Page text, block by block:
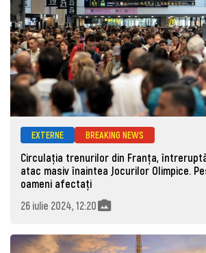
EXTERNE BREAKING NEWS
Circulația trenurilor din Franța,
atac masiv înaintea Jocurilor Olimpice.
oameni afectați
26 iulie 2024, 12:20